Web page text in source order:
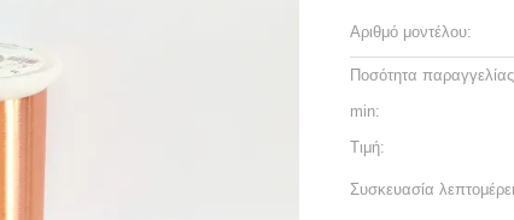
Αριθμό μοντέλου:
Ποσότητα παραγγελίας
min:
Τιμή:
Συσκευασία